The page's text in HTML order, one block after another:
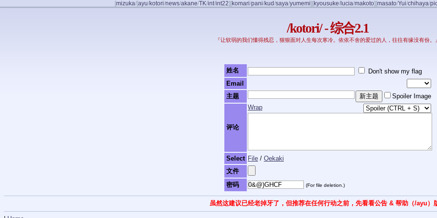
[mizuka/[ayu/kotori/news/akane/TK/int/int22] [komari/pani/kud/saya/yumemi] [kyousuke/lucia/makoto] [masato/Yui/chihaya/
/kotori/ - 综合2.1
『让软弱的我们懂得残忍，狠狠面对人生每次寒冷。依依不舍的爱过的人，往往有缘没有份。』
姓名
Don't show my flag
Email
主题
Spoiler Image
评论
Wrap
Select File / Oekaki
文件
密码
(For file deletion.)
虽然这建议已经老掉牙了，但推荐在任何行动之前，先看看公告 & 帮助（/ayu）